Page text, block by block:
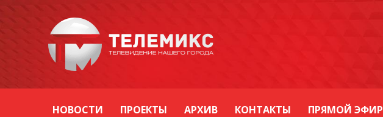
Уссурийска
НОВОСТИ ПРОЕКТЫ АРХИВ КОНТАКТЫ ПРЯМОЙ ЭФИР